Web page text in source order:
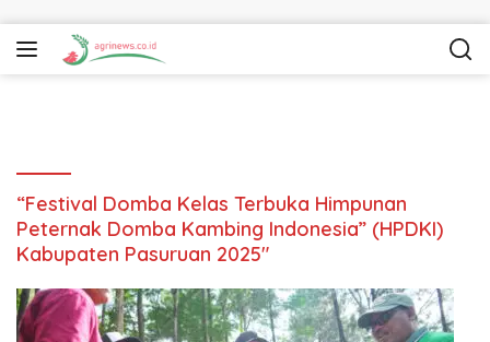
“Festival Domba Kelas Terbuka Himpunan
Peternak Domba Kambing Indonesia” (HPDKI)
Kabupaten Pasuruan 2025″